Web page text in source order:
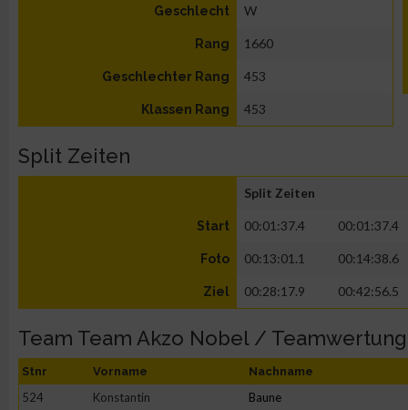
Geschlecht W
Rang 1660
Geschlechter Rang 453
Klassen Rang 453
Split Zeiten
Split Zeiten
Start 00:01:37.4 00:01:37.4
Foto 00:13:01.1 00:14:38.6
Ziel 00:28:17.9 00:42:56.5
Team Team Akzo Nobel / Teamwertung
Stnr Vorname Nachname
524 Konstantin Baune